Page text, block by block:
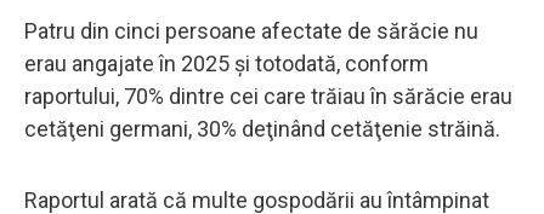
Patru din cinci persoane afectate de sărăcie nu
erau angajate în 2025 şi totodată, conform
raportului, 70% dintre cei care trăiau în sărăcie erau
cetăţeni germani, 30% deţinând cetăţenie străină.
Raportul arată că multe gospodării au întâmpinat